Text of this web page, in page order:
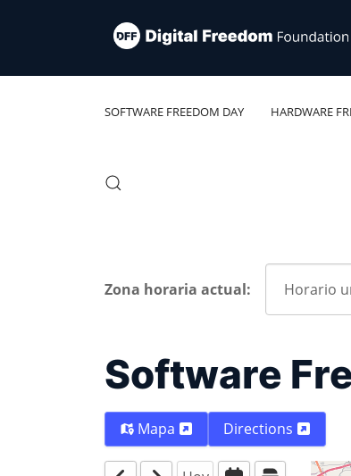
SOFTWARE FREEDOM DAY HARDWARE
Zona horaria actual:
Software
Mapa Directions